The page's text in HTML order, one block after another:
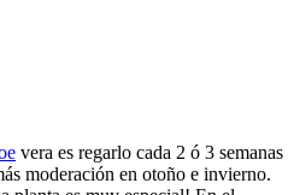
vera es regarlo cada 2 ó 3 semanas
moderación en otoño e invierno.